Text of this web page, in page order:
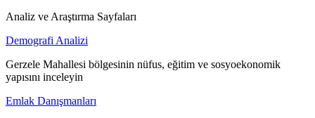
Analiz ve Araştırma Sayfaları
Demografi Analizi
Gerzele Mahallesi bölgesinin nüfus, eğitim ve sosyoekonomik
yapısını inceleyin
Emlak Danışmanları